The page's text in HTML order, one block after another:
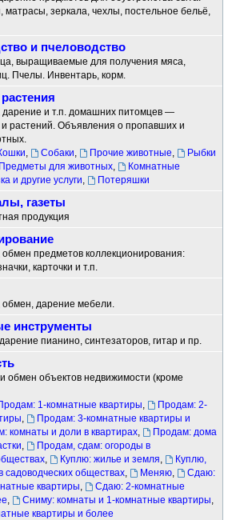
зеркала, чехлы, постельное бельё,
и пчеловодство
выращиваемые для получения мяса,
Пчелы. Инвентарь, корм.
дарение и т.п. домашних питомцев —
растений. Объявления о пропавших и
, Собаки, Прочие животные,
Рыбки
Предметы для животных,
Комнатные
и другие услуги, Потеряшки
газеты
продукция
предметов коллекционирования:
карточки и т.п.
обмен, дарение мебели.
инструменты
пианино, синтезаторов, гитар и пр.
обмен объектов недвижимости (кроме
1-комнатные квартиры,
Продам: 2-
,
Продам: 3-комнатные квартиры и
комнаты и доли в квартирах,
Продам: дома
,
Продам, сдам: огороды в
, Куплю: жилье и земля,
Куплю,
садоводческих обществах, Меняю,
Сдаю:
квартиры,
Сдаю: 2-комнатные
, Сниму: комнаты и 1-комнатные квартиры,
квартиры и более